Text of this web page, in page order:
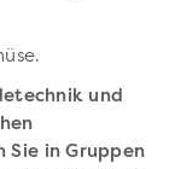
und
Sie in Gruppen